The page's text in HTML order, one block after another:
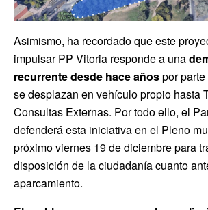
Asimismo, ha recordado que este
impulsar PP Vitoria responde a una
recurrente desde hace añospor
se desplazan en vehículo propio hasta
Consultas Externas. Por todo ello, el
defenderá esta iniciativa en el Pleno
próximo viernes 19 de diciembre para
disposición de la ciudadanía cuanto
aparcamiento.